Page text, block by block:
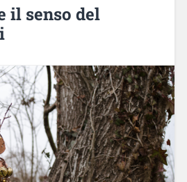
il senso del